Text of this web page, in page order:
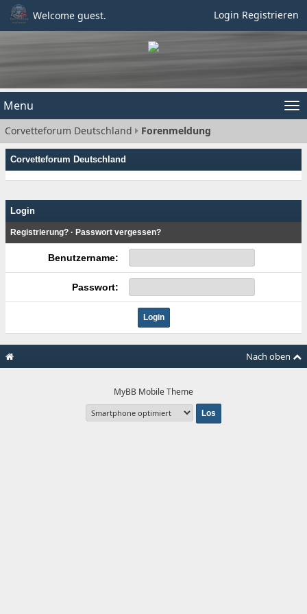
Welcome guest. Login Registrieren
Menu
Corvetteforum Deutschland Forenmeldung
Corvetteforum Deutschland
Login
Registrierung? · Passwort vergessen?
Benutzername:
Passwort:
Nach oben
MyBB Mobile Theme